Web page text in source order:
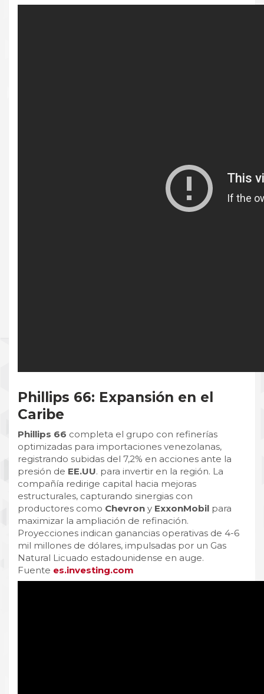
Phillips 66: Expansión en el
Caribe
Phillips 66 completa el grupo con refinerías
optimizadas para importaciones venezolanas,
registrando subidas del 7,2% en acciones ante la
presión de EE.UU. para invertir en la región. La
compañía redirige capital hacia mejoras
estructurales, capturando sinergias con
productores como Chevron y ExxonMobil para
maximizar la ampliación de refinación.
Proyecciones indican ganancias operativas de 4-6
mil millones de dólares, impulsadas por un Gas
Natural Licuado estadounidense en auge.
Fuente es.investing.com